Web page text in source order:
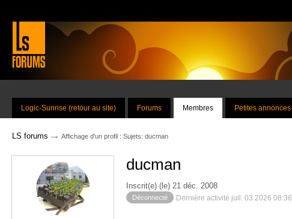
Logic-Sunrise (retour au site) Forums Membres Petites annonces
LS forums → Affichage d'un profil : Sujets: ducman
ducman
Inscrit(e) (le) 21 déc. 2008
Déconnecté Dernière activité juil. 03 2026 08:36